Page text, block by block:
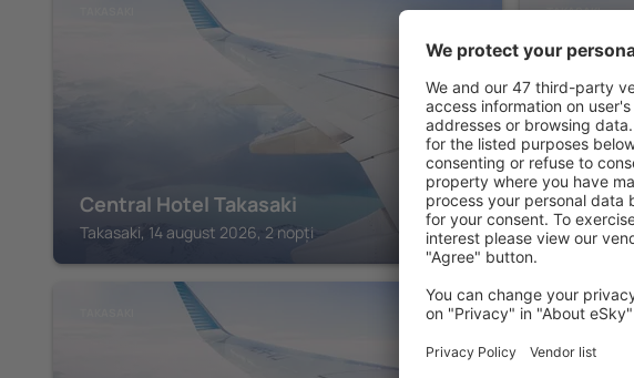
Central Hotel Takasaki
Takasaki, 14 august 2026, 2 nopți
TAKASAKI
APA
Takasaki,
TAKASAKI